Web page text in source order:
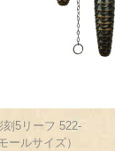
5リーフ 522-
ールサイズ）